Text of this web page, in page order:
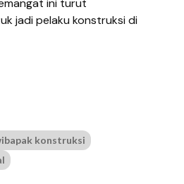
ini turut
jadi pelaku konstruksi di
konstruksi